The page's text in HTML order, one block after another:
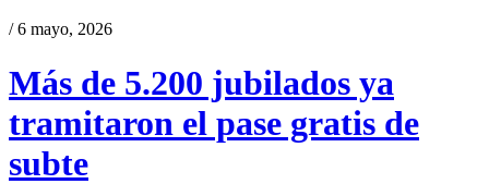
/ 6 mayo, 2026
Más de 5.200 jubilados ya
tramitaron el pase gratis de
subte